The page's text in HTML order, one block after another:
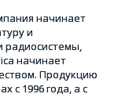
начинает
и
радиосистемы,
начинает
Продукцию
с 1996 года, а с